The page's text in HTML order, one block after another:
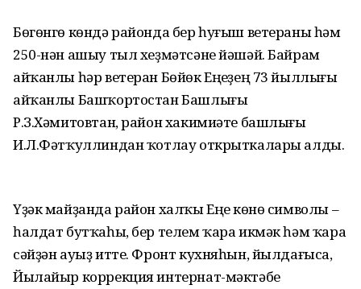
Бөгөнгө көндә районда бер һуғыш ветераны һәм
250-нән ашыу тыл хеҙмәтсәне йәшәй. Байрам
айҡанлы һәр ветеран Бөйөк Еңеүҙең 73 йыллығы
айҡанлы Башҡортостан Башлығы
Р.З.Хәмитовтан, район хакимиәте башлығы
И.Л.Фәтҡуллиндан ҡотлау открыткалары алды.
Үҙәк майҙанда район халҡы Еңеү көнө символы –
һалдат бутҡаһы, бер телем ҡара икмәк һәм ҡара
сәйҙән ауыҙ итте. Фронт кухняһын, йылдағыса,
Йылайыр коррекция интернат-мәктәбе